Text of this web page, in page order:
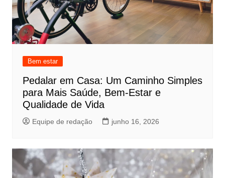
Bem estar
Pedalar em Casa: Um Caminho Simples
para Mais Saúde, Bem-Estar e
Qualidade de Vida
Equipe de redação junho 16, 2026